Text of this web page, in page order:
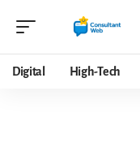
Digital High-Tech